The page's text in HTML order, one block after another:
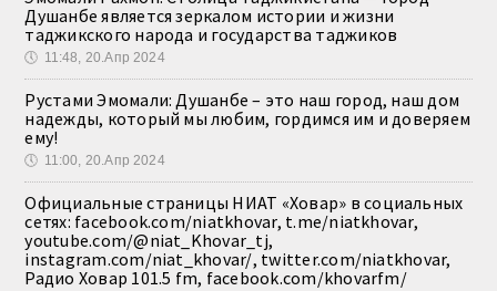
Душанбе является зеркалом истории и жизни
таджикского народа и государства таджиков
🕔 11:48, 20.Апр 2024
Рустами Эмомали: Душанбе – это наш город, наш дом
надежды, который мы любим, гордимся им и доверяем
ему!
🕔 11:00, 20.Апр 2024
Официальные страницы НИАТ «Ховар» в социальных
сетях: facebook.com/niatkhovar, t.me/niatkhovar,
youtube.com/@niat_Khovar_tj,
instagram.com/niat_khovar/, twitter.com/niatkhovar,
Радио Ховар 101.5 fm, facebook.com/khovarfm/